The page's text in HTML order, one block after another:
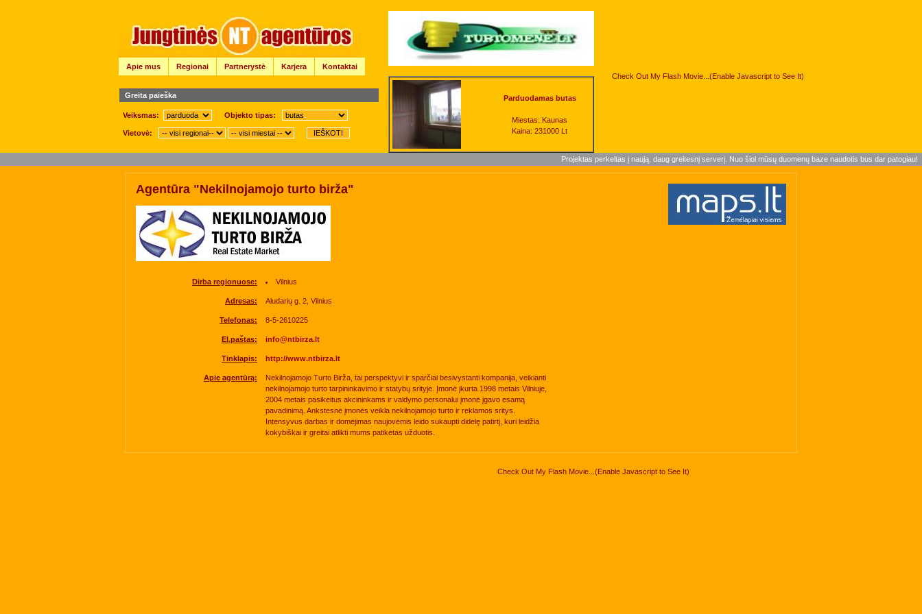
Apie mus Regionai Partnerystė Karjera
Kontaktai
Check Out My Flash Movie...(Enable Javascript to See It)
Greita paieška
Veiksmas: Objekto tipas:
Vietovė:
Parduodamas butas
Miestas: Kaunas
Kaina: 231000 Lt
Projektas perkeltas į naują, daug greitesnį serverį. Nuo šiol mūsų duomenų baze naudotis bus dar patogiau!
Agentūra "Nekilnojamojo turto birža"
Dirba regionuose: Vilnius
Adresas: Aludarių g. 2, Vilnius
Telefonas: 8-5-2610225
El.paštas: info@ntbirza.lt
Tinklapis: http://www.ntbirza.lt
Apie agentūrą:
Nekilnojamojo Turto Birža, tai perspektyvi ir sparčiai besivystanti kompanija, veikianti
nekilnojamojo turto tarpininkavimo ir statybų srityje. Įmonė įkurta 1998 metais Vilniuje,
2004 metais pasikeitus akcininkams ir valdymo personalui įmonė įgavo esamą
pavadinimą. Ankstesnė įmonės veikla nekilnojamojo turto ir reklamos sritys.
Intensyvus darbas ir domėjimas naujovėmis leido sukaupti didelę patirtį, kuri leidžia
kokybiškai ir greitai atlikti mums patikėtas užduotis.
Check Out My Flash Movie...(Enable Javascript to See It)